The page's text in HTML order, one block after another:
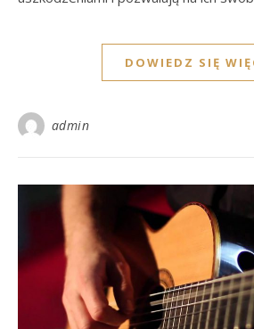
DOWIEDZ SIĘ
admin